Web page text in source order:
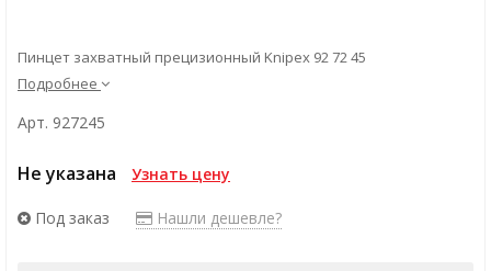
Пинцет захватный прецизионный Knipex 92 72 45
Подробнее
Арт. 927245
Не указана Узнать цену
Под заказ Нашли дешевле?